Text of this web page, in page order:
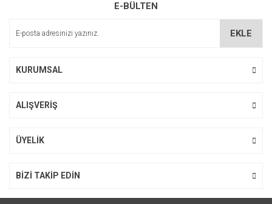
Ürün açıklamasında eksik bilgiler bulunuyor.
E-BÜLTEN
EKLE
KURUMSAL
ALIŞVERİŞ
ÜYELİK
BİZİ TAKİP EDİN